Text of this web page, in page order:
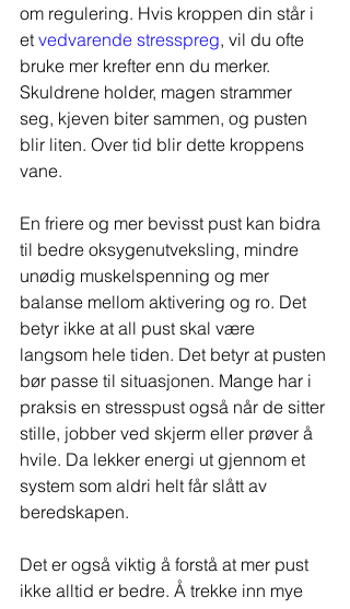
om regulering. Hvis kroppen din står i
et vedvarende stresspreg, vil du ofte
bruke mer krefter enn du merker.
Skuldrene holder, magen strammer
seg, kjeven biter sammen, og pusten
blir liten. Over tid blir dette kroppens
vane.
En friere og mer bevisst pust kan bidra
til bedre oksygenutveksling, mindre
unødig muskelspenning og mer
balanse mellom aktivering og ro. Det
betyr ikke at all pust skal være
langsom hele tiden. Det betyr at pusten
bør passe til situasjonen. Mange har i
praksis en stresspust også når de sitter
stille, jobber ved skjerm eller prøver å
hvile. Da lekker energi ut gjennom et
system som aldri helt får slått av
beredskapen.
Det er også viktig å forstå at mer pust
ikke alltid er bedre. Å trekke inn mye